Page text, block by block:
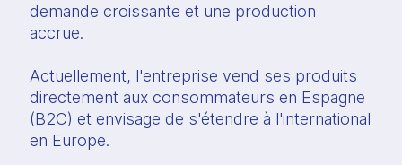
demande croissante et une production
accrue.
Actuellement, l'entreprise vend ses produits
directement aux consommateurs en Espagne
(B2C) et envisage de s'étendre à l'international
en Europe.